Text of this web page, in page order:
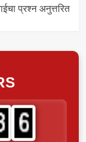
प्रश्न अनुत्तरित